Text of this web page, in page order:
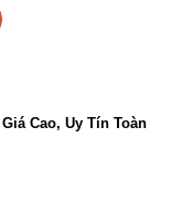
Cao, Uy Tín Toàn